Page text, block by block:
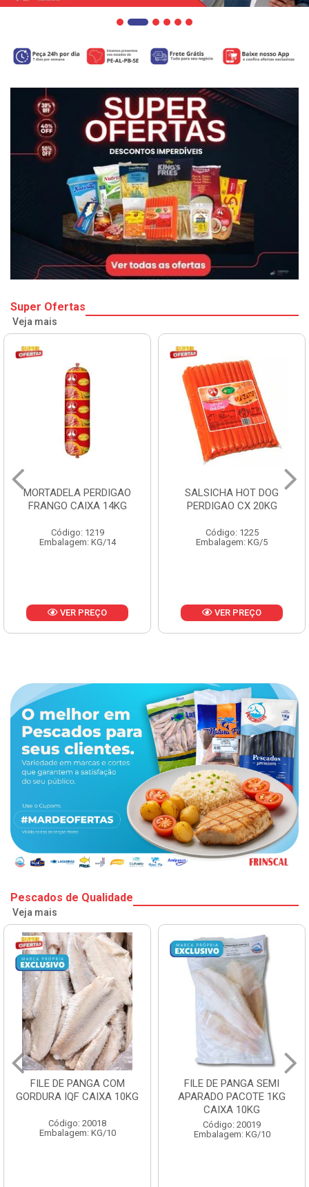
Super Ofertas
Veja mais
MORTADELA PERDIGAO
FRANGO CAIXA 14KG
Código: 1219
Embalagem: KG/14
VER PREÇO
SALSICHA HOT DOG
PERDIGAO CX 20KG
Código: 1225
Embalagem: KG/5
VER PREÇO
Pescados de Qualidade
Veja mais
FILE DE PANGA SEMI
APARADO PACOTE 1KG
Código: 20019
Embalagem: KG/10
POLACA DESFIADA
PESCAMARES PCT5KG
CX10KG
Código: 20161
Embalagem: KG/10